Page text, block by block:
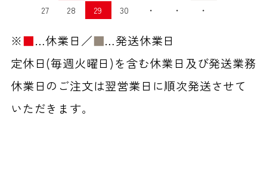
27
28 29 30 ・ ・ ・
※■…休業日／■…発送休業日
定休日(毎週火曜日)を含む休業日及び発送業務
休業日のご注文は翌営業日に順次発送させて
いただきます。